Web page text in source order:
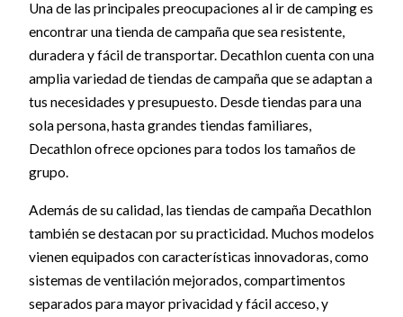
Una de las principales preocupaciones al ir de camping es
encontrar una tienda de campaña que sea resistente,
duradera y fácil de transportar. Decathlon cuenta con una
amplia variedad de tiendas de campaña que se adaptan a
tus necesidades y presupuesto. Desde tiendas para una
sola persona, hasta grandes tiendas familiares,
Decathlon ofrece opciones para todos los tamaños de
grupo.
Además de su calidad, las tiendas de campaña Decathlon
también se destacan por su practicidad. Muchos modelos
vienen equipados con características innovadoras, como
sistemas de ventilación mejorados, compartimentos
separados para mayor privacidad y fácil acceso, y